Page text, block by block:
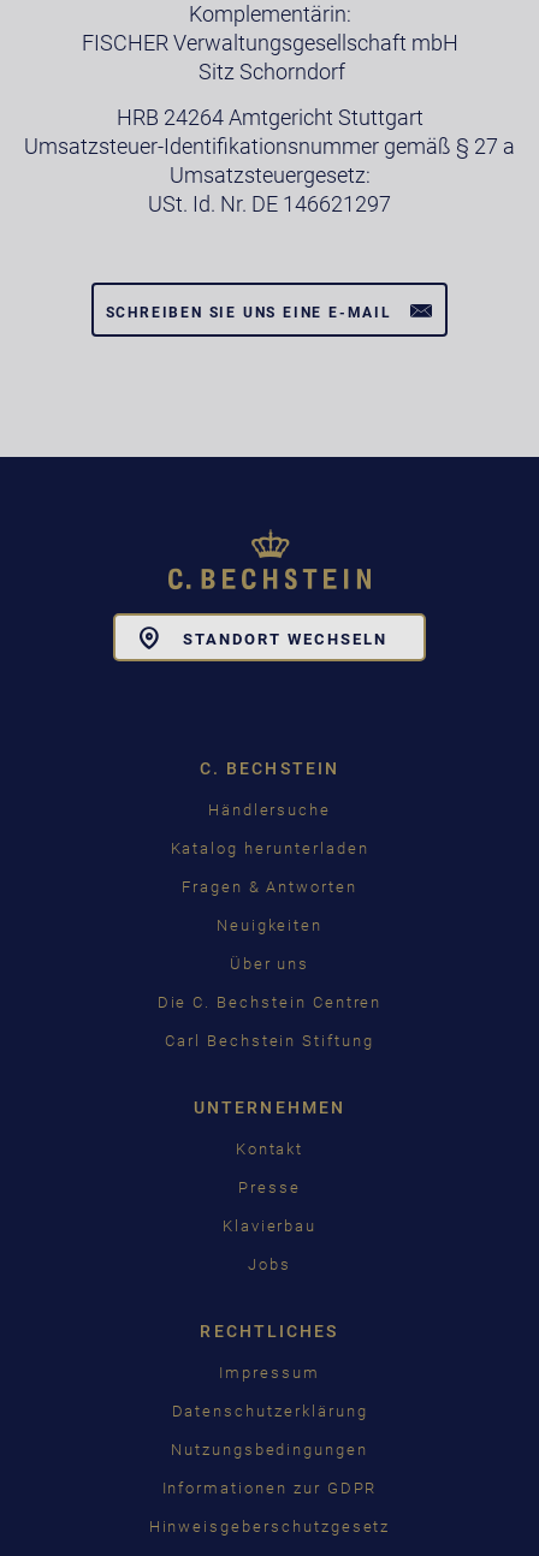
Komplementärin:
FISCHER Verwaltungsgesellschaft mbH
Sitz Schorndorf
HRB 24264 Amtgericht Stuttgart
Umsatzsteuer-Identifikationsnummer gemäß § 27 a
Umsatzsteuergesetz:
USt. Id. Nr. DE 146621297
SCHREIBEN SIE UNS EINE E-MAIL
STANDORT WECHSELN
C. BECHSTEIN
Händlersuche
Katalog herunterladen
Fragen & Antworten
Neuigkeiten
Über uns
Die C. Bechstein Centren
Carl Bechstein Stiftung
UNTERNEHMEN
Kontakt
Presse
Klavierbau
Jobs
RECHTLICHES
Impressum
Datenschutzerklärung
Nutzungsbedingungen
Informationen zur GDPR
Hinweisgeberschutzgesetz